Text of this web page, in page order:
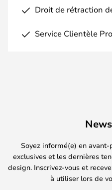
Droit de rétraction
Service Clientèle
Soyez informé(e) en
exclusives et les dernières
design. Inscrivez-vous et
à utiliser lors de